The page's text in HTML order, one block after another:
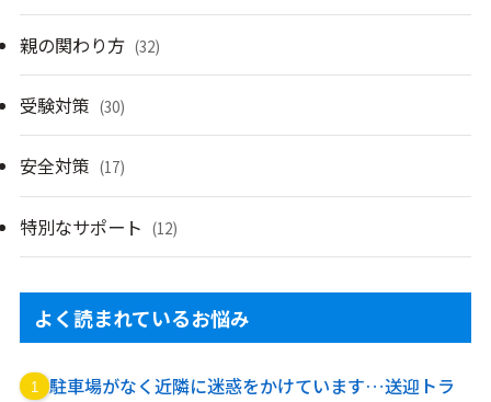
親の関わり方 (32)
受験対策 (30)
安全対策 (17)
特別なサポート (12)
よく読まれているお悩み
駐車場がなく近隣に迷惑をかけています…送迎トラ